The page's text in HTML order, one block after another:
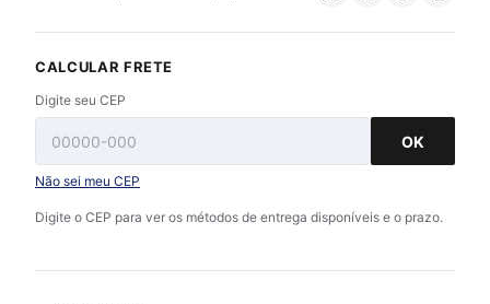
CALCULAR FRETE
Digite seu CEP
OK
Não sei meu CEP
Digite o CEP para ver os métodos de entrega disponíveis e o prazo.